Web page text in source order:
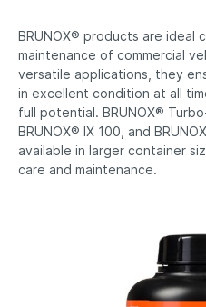
BRUNOX® products are ideal
maintenance of commercial
versatile applications they
in excellent condition at all
full potential. BRUNOX®
BRUNOX® IX 100, and
available in larger container
care and maintenance.